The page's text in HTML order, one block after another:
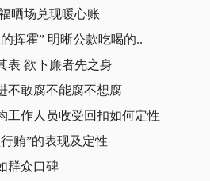
晒场兑现暖心账
挥霍” 明晰公款吃喝的..
表 欲下廉者先之身
不敢腐不能腐不想腐
工作人员收受回扣如何定性
贿”的表现及定性
群众口碑